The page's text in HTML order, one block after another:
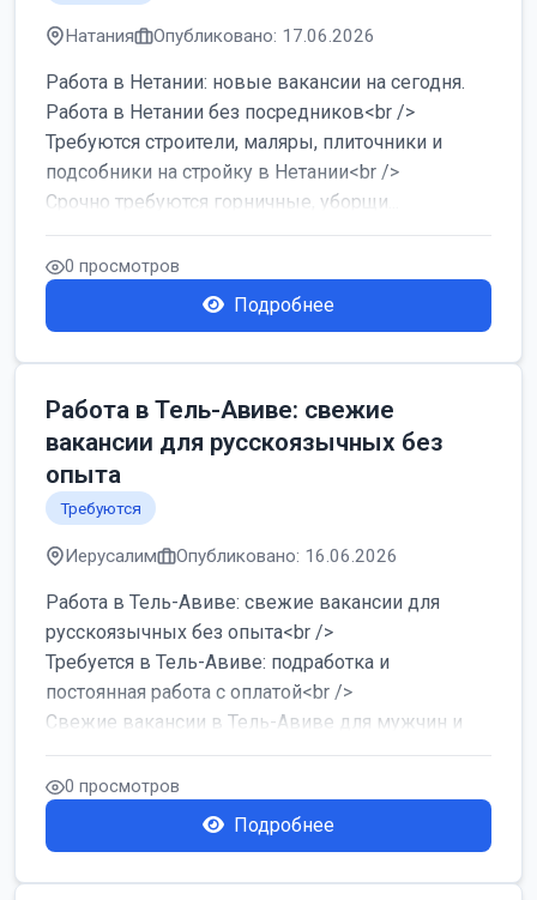
Натания Опубликовано: 17.06.2026
Работа в Нетании: новые вакансии на сегодня.
Работа в Нетании без посредников<br />
Требуются строители, маляры, плиточники и
подсобники на стройку в Нетании<br />
Срочно требуются горничные, уборщи...
0 просмотров
Подробнее
Работа в Тель-Авиве: свежие
вакансии для русскоязычных без
опыта
Требуются
Иерусалим Опубликовано: 16.06.2026
Работа в Тель-Авиве: свежие вакансии для
русскоязычных без опыта<br />
Требуется в Тель-Авиве: подработка и
постоянная работа с оплатой<br />
Свежие вакансии в Тель-Авиве для мужчин и
женщин от хозя...
0 просмотров
Подробнее